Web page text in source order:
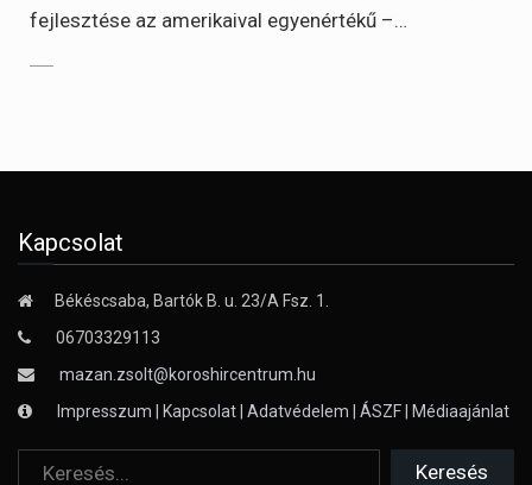
fejlesztése az amerikaival egyenértékű –…
Kapcsolat
Békéscsaba, Bartók B. u. 23/A Fsz. 1.
06703329113
mazan.zsolt@koroshircentrum.hu
Impresszum
Kapcsolat Adatvédelem ÁSZF Médiaajánlat